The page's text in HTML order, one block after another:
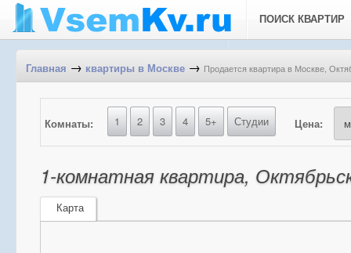
ПОИСК КВАРТИР
Главная → квартиры в Москве → Продается квартира в Москве,
Комнаты: 1 2 3 4 5+ Студии Цена:
1-комнатная квартира,
Карта